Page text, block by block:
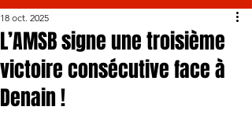
L’AMSB signe une troisième
victoire consécutive face à
Denain !
18 oct. 2025